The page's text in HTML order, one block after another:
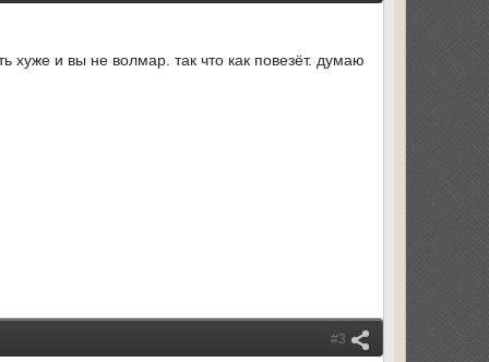
и вы не волмар. так что как повезёт. думаю
#3